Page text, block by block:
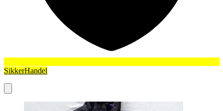
SikkerHandel